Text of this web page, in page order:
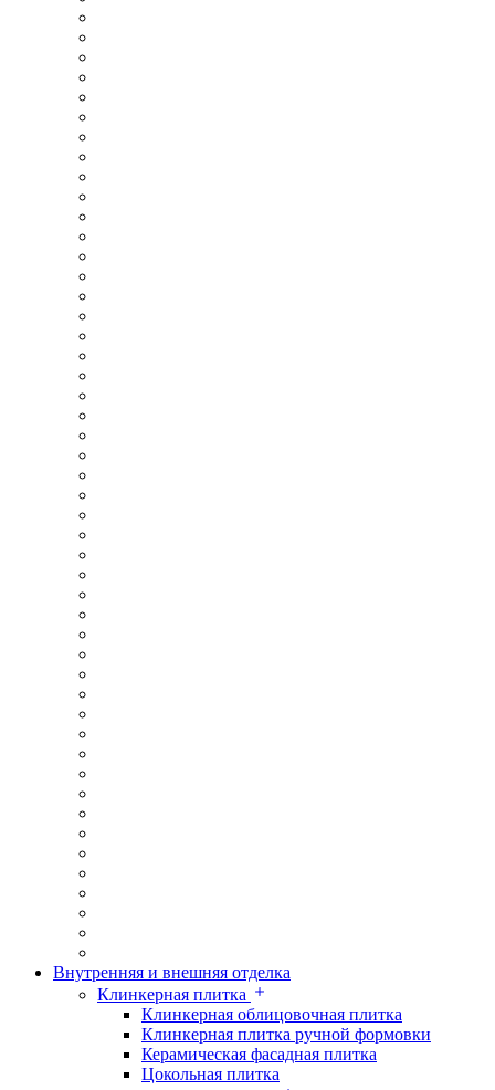
Внутренняя и внешняя отделка
Клинкерная плитка
Клинкерная облицовочная плитка
Клинкерная плитка ручной формовки
Керамическая фасадная плитка
Цокольная плитка